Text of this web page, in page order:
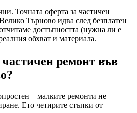
Точната оферта за частичен
Търново идва след безплатен
достъпността (нужна ли е
обхват и материала.
ремонт във
?
– малките ремонти не
Ето четирите стъпки от